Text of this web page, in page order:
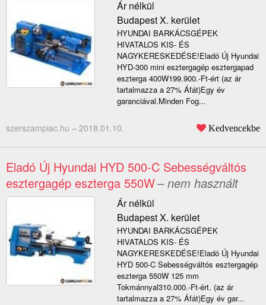
Ár nélkül
Budapest X. kerület
HYUNDAI BARKÁCSGÉPEK
HIVATALOS KIS- ÉS
NAGYKERESKEDÉSE!Eladó Új Hyundai
HYD-300 mini esztergagép esztergapad
eszterga 400W199.900.-Ft-ért (az ár
tartalmazza a 27% Áfát)Egy év
garanciával.Minden Fog...
szerszampiac.hu – 2018.01.10. Kedvencekbe
Eladó Új Hyundai HYD 500-C Sebességváltós
esztergagép eszterga 550W– nem használt
Ár nélkül
Budapest X. kerület
HYUNDAI BARKÁCSGÉPEK
HIVATALOS KIS- ÉS
NAGYKERESKEDÉSE!Eladó Új Hyundai
HYD 500-C Sebességváltós esztergagép
eszterga 550W 125 mm
Tokmánnyal310.000.-Ft-ért. (az ár
tartalmazza a 27% Áfát)Egy év gar...